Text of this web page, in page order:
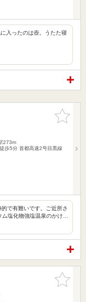
入ったのは壺。うたた寝
お気に入
りに追加
273m
歩5分 首都高速2号目黒線
で有難いです。ご近所さ
塩化物強塩温泉のかけ…
お気に入
りに追加